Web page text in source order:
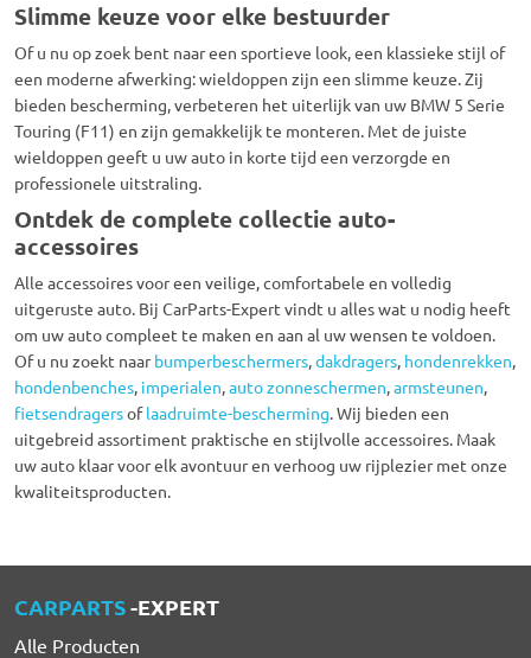
Slimme keuze voor elke bestuurder
Of u nu op zoek bent naar een sportieve look, een klassieke stijl of
een moderne afwerking: wieldoppen zijn een slimme keuze. Zij
bieden bescherming, verbeteren het uiterlijk van uw BMW 5 Serie
Touring (F11) en zijn gemakkelijk te monteren. Met de juiste
wieldoppen geeft u uw auto in korte tijd een verzorgde en
professionele uitstraling.
Ontdek de complete collectie auto-
accessoires
Alle accessoires voor een veilige, comfortabele en volledig
uitgeruste auto. Bij CarParts-Expert vindt u alles wat u nodig heeft
om uw auto compleet te maken en aan al uw wensen te voldoen.
Of u nu zoekt naarbumperbeschermers,dakdragers, hondenrekken,
hondenbenches, imperialen,auto zonneschermen,armsteunen,
fietsendragersoflaadruimte-bescherming. Wij bieden een
uitgebreid assortiment praktische en stijlvolle accessoires. Maak
uw auto klaar voor elk avontuur en verhoog uw rijplezier met onze
kwaliteitsproducten.
CARPARTS-EXPERT
Alle Producten